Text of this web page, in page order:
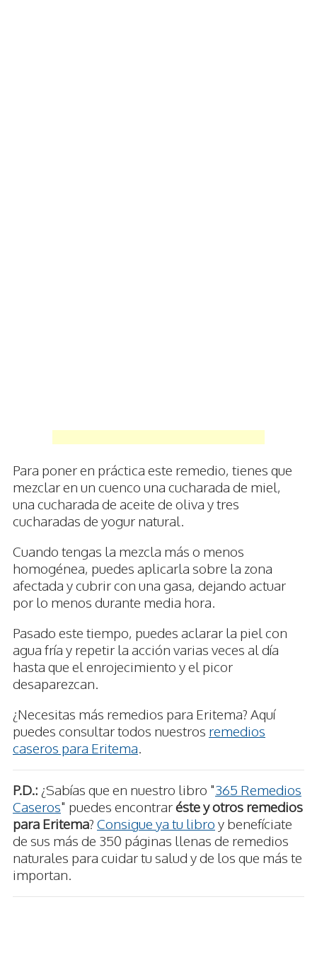
Para poner en práctica este remedio, tienes que
mezclar en un cuenco una cucharada de miel,
una cucharada de aceite de oliva y tres
cucharadas de yogur natural.
Cuando tengas la mezcla más o menos
homogénea, puedes aplicarla sobre la zona
afectada y cubrir con una gasa, dejando actuar
por lo menos durante media hora.
Pasado este tiempo, puedes aclarar la piel con
agua fría y repetir la acción varias veces al día
hasta que el enrojecimiento y el picor
desaparezcan.
¿Necesitas más remedios para Eritema? Aquí
puedes consultar todos nuestros remedios
caseros para Eritema
P.D.: ¿Sabías que en nuestro libro "365 Remedios
Caseros" puedes encontraréste y otros remedios
para Eritema? Consigue ya tu libro y benefíciate
de sus más de 350 páginas llenas de remedios
naturales para cuidar tu salud y de los que más te
importan.